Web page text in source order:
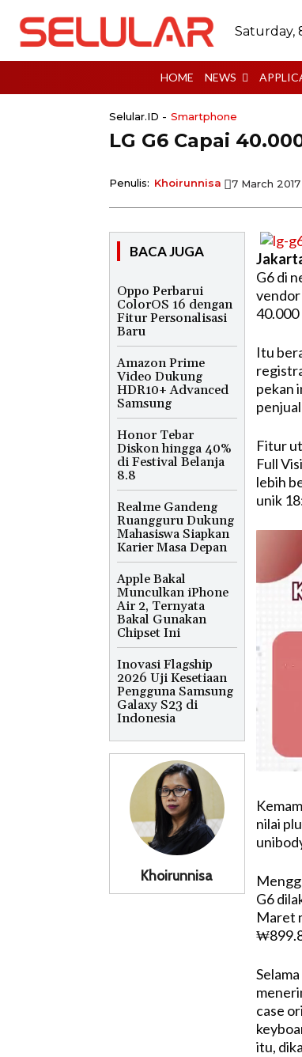
Saturday,
HOME NEWS
Selular.ID - Smartphone
LG G6 Capai
Penulis: Khoirunnisa 7 March
BACA JUGA
Oppo Perbarui
ColorOS 16 dengan
Fitur Personalisasi
Baru
Amazon Prime
Video Dukung
HDR10+ Advanced
Samsung
Honor Tebar
Diskon hingga 40%
di Festival Belanja
8.8
Realme Gandeng
Ruangguru Dukung
Mahasiswa Siapkan
Karier Masa Depan
Apple Bakal
Munculkan iPhone
Air 2, Ternyata
Bakal Gunakan
Chipset Ini
Inovasi Flagship
2026 Uji Kesetiaan
Pengguna Samsung
Galaxy S23 di
Indonesia
Khoirunnisa
G6 di
vendor
Itu
pekan
Fitur
Full
lebih
unik
nilai
G6
Maret
case
itu,